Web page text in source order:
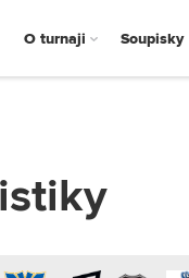
O turnaji Soupisky